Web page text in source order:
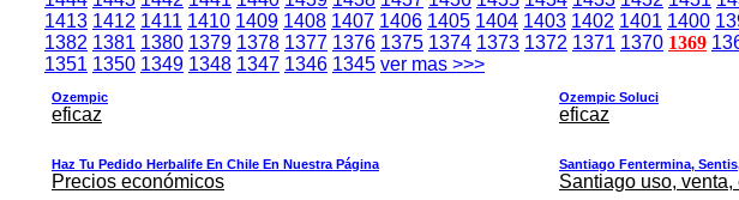
1413 1412 1411 1410 1409 1408 1407 1406 1405 1404 1403 1402 1401 1400
1382 1381 1380 1379 1378 1377 1376 1375 1374 1373 1372 1371 1370 1369
1351 1350 1349 1348 1347 1346 1345 ver mas >>>
Ozempic
eficaz
Ozempic Soluci
eficaz
Haz Tu Pedido Herbalife En Chile En Nuestra Página
Precios económicos
Santiago Fentermina,
Santiago uso,